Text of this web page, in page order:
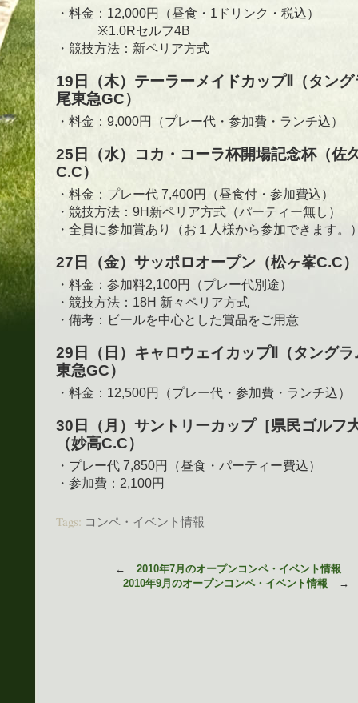
・料金：12,000円（昼食・1ドリンク・税込）
※1.0Rセルフ4B
・競技方法：新ペリア方式
19日（木）テーラーメイドカップⅡ（タング
尾東急GC）
・料金：9,000円（プレー代・参加費・ランチ込）
25日（水）コカ・コーラ杯開場記念杯（佐
C.C）
・料金：プレー代 7,400円（昼食付・参加費込）
・競技方法：9H新ペリア方式（パーティー無し）
・全員に参加賞あり（お１人様から参加できます。
27日（金）サッポロオープン（松ヶ峯C.C）
・料金：参加料2,100円（プレー代別途）
・競技方法：18H 新々ペリア方式
・備考：ビールを中心とした賞品をご用意
29日（日）キャロウェイカップⅡ（タングラ
東急GC）
・料金：12,500円（プレー代・参加費・ランチ込）
30日（月）サントリーカップ［県民ゴルフ
（妙高C.C）
・プレー代 7,850円（昼食・パーティー費込）
・参加費：2,100円
Tags: コンペ・イベント情報
←
2010年7月のオープンコンペ・イベント情報
2010年9月のオープンコンペ・イベント情報
→